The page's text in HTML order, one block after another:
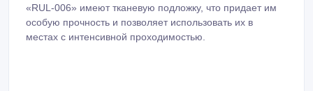
«RUL-006» имеют тканевую подложку, что придает им
особую прочность и позволяет использовать их в
местах с интенсивной проходимостью.